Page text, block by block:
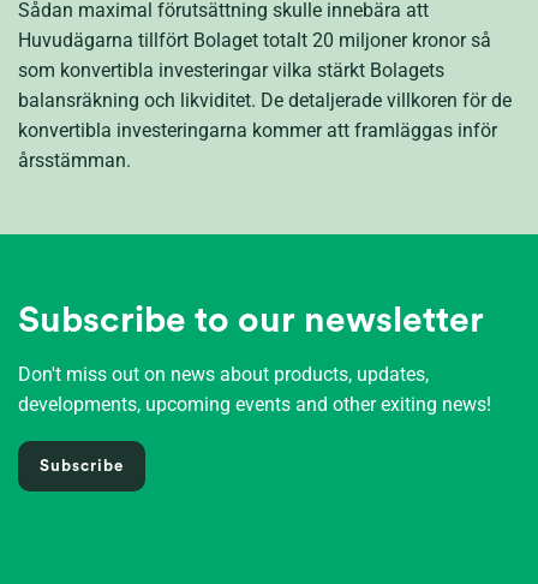
Sådan maximal förutsättning skulle innebära att
Huvudägarna tillfört Bolaget totalt 20 miljoner kronor så
som konvertibla investeringar vilka stärkt Bolagets
balansräkning och likviditet. De detaljerade villkoren för de
konvertibla investeringarna kommer att framläggas inför
årsstämman.
Subscribe to our newsletter
Don't miss out on news about products, updates,
developments, upcoming events and other exiting news!
Subscribe